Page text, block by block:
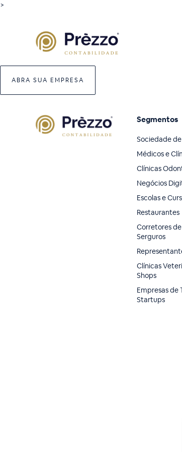
>
ABRA SUA EMPRESA
Segmentos
Sociedade
Médicos e
Clínicas
Negócios
Escolas e
Restaurantes
Corretores
Serguros
Clínicas
Shops
Empresas de
Startups